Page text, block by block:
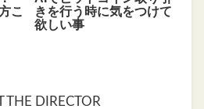
こ
きを行う時に気をつけて
欲しい事
THE DIRECTOR